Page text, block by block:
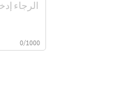
0/1000